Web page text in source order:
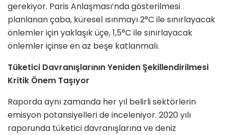
gerekiyor. Paris Anlaşması’nda gösterilmesi
planlanan çaba, küresel ısınmayı 2°C ile sınırlayacak
önlemler için yaklaşık üçe, 1,5°C ile sınırlayacak
önlemler içinse en az beşe katlanmalı.
Tüketici Davranışlarının Yeniden Şekillendirilmesi
Kritik Önem Taşıyor
Raporda aynı zamanda her yıl belirli sektörlerin
emisyon potansiyelleri de inceleniyor. 2020 yılı
raporunda tüketici davranışlarına ve deniz